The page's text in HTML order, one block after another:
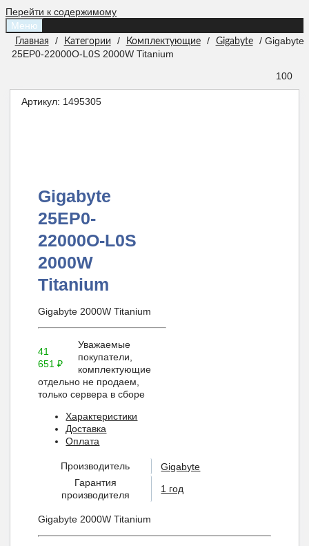
Перейти к содержимому
Меню
Главная / Категории / Комплектующие / Gigabyte
/ Gigabyte
25EP0-22000O-L0S 2000W Titanium
100
Артикул: 1495305
Gigabyte
25EP0-
22000O-L0S
2000W
Titanium
Gigabyte 2000W Titanium
41
651₽
Уважаемые
покупатели,
комплектующие
отдельно не продаем,
только сервера в сборе
Характеристики
Доставка
Оплата
Производитель
Gigabyte
Гарантия
производителя
1 год
Gigabyte 2000W Titanium